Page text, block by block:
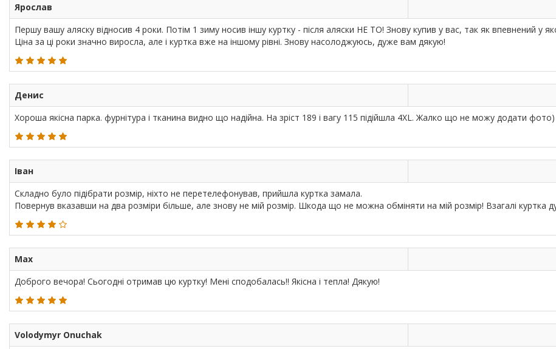
Ярослав
Першу вашу аляску відносив 4 роки. Потім 1 зиму носив іншу куртку - після аляски НЕ ТО! Знову купив у вас, так як впевнений у
Ціна за ці роки значно виросла, але і куртка вже на іншому рівні. Знову насолоджуюсь, дуже вам дякую!
Денис
Хороша якісна парка. фурнітура і тканина видно що надійна. На зріст 189 і вагу 115 підійшла 4XL. Жалко що не можу додати фото)
Іван
Складно було підібрати розмір, ніхто не перетелефонував, прийшла куртка замала.
Повернув вказавши на два розміри більше, але знову не мій розмір. Шкода що не можна обміняти на мій розмір! Взагалі куртка
Max
Доброго вечора! Сьогодні отримав цю куртку! Мені сподобалась!! Якісна і тепла! Дякую!
Volodymyr Onuchak